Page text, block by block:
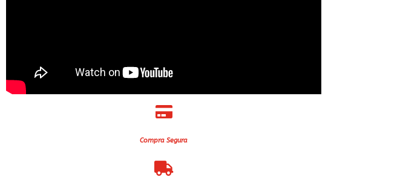

Compra Segura
